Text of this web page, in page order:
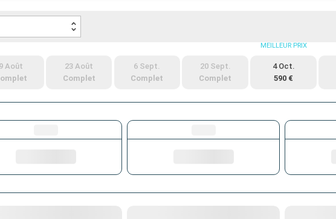
9 Août
23 Août
Complet
6 Sept.
Complet
20 Sept.
Complet
MEILLEUR PRIX
4 Oct.
590 €